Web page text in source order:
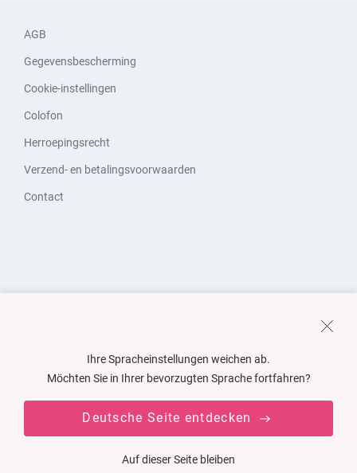
AGB
Gegevensbescherming
Cookie-instellingen
Colofon
Herroepingsrecht
Verzend- en betalingsvoorwaarden
Contact
Ihre Spracheinstellungen weichen ab.
Möchten Sie in Ihrer bevorzugten Sprache fortfahren?
Deutsche Seite entdecken
Auf dieser Seite bleiben